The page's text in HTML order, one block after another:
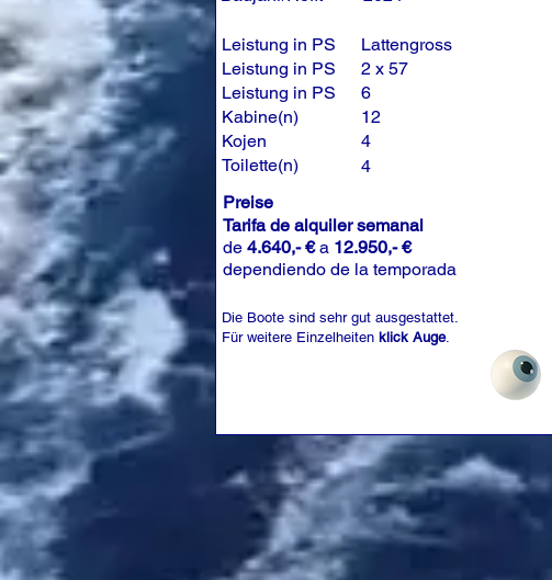
Leistung in PS
Leistung in PS
Leistung in PS
Kabine(n)
Kojen
Toilette(n)
Lattengross
2 x 57
6
12
4
4
Preise
Tarifa de alquiler semanal
de 4.640,- €a 12.950,- €
dependiendo de la temporada
Die Boote sind sehr gut ausgestattet.
Für weitere Einzelheiten klick Auge.